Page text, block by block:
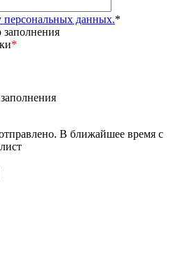
персональных данных.*
заполнения
*
В ближайшее время с